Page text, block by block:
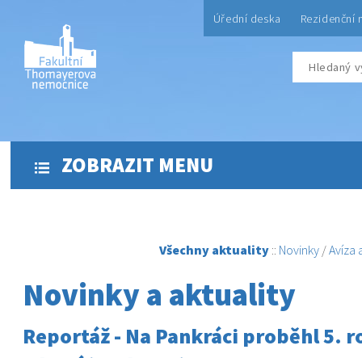
Úřední deska Rezidenční
ZOBRAZIT MENU
Všechny aktuality :: Novinky /Avíza
Novinky a aktuality
Reportáž - Na Pankráci proběhl 5.